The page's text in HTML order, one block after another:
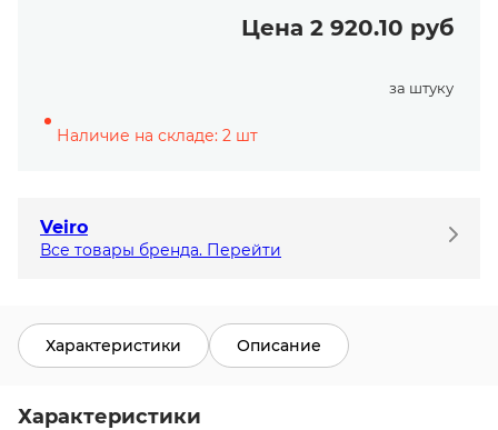
Цена 2 920.10 руб
за штуку
Наличие на складе: 2 шт
Veiro
Все товары бренда. Перейти
Характеристики Описание
Характеристики